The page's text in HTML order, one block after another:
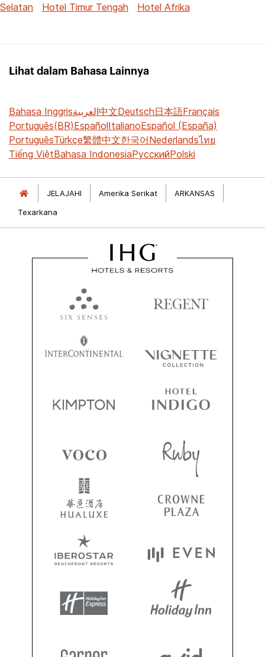
Selatan
Hotel Timur Tengah Hotel Afrika
Lihat dalam Bahasa Lainnya
Bahasa Inggrisالعربية中文Deutsch日本語Français
Português(BR)EspañolItalianoEspañol (España)
PortuguêsTürkçe繁體中文한국어Nederlandsไทย
Tiếng ViệtBahasa IndonesiaРусскийPolski
JELAJAHI Amerika Serikat
ARKANSAS
Texarkana